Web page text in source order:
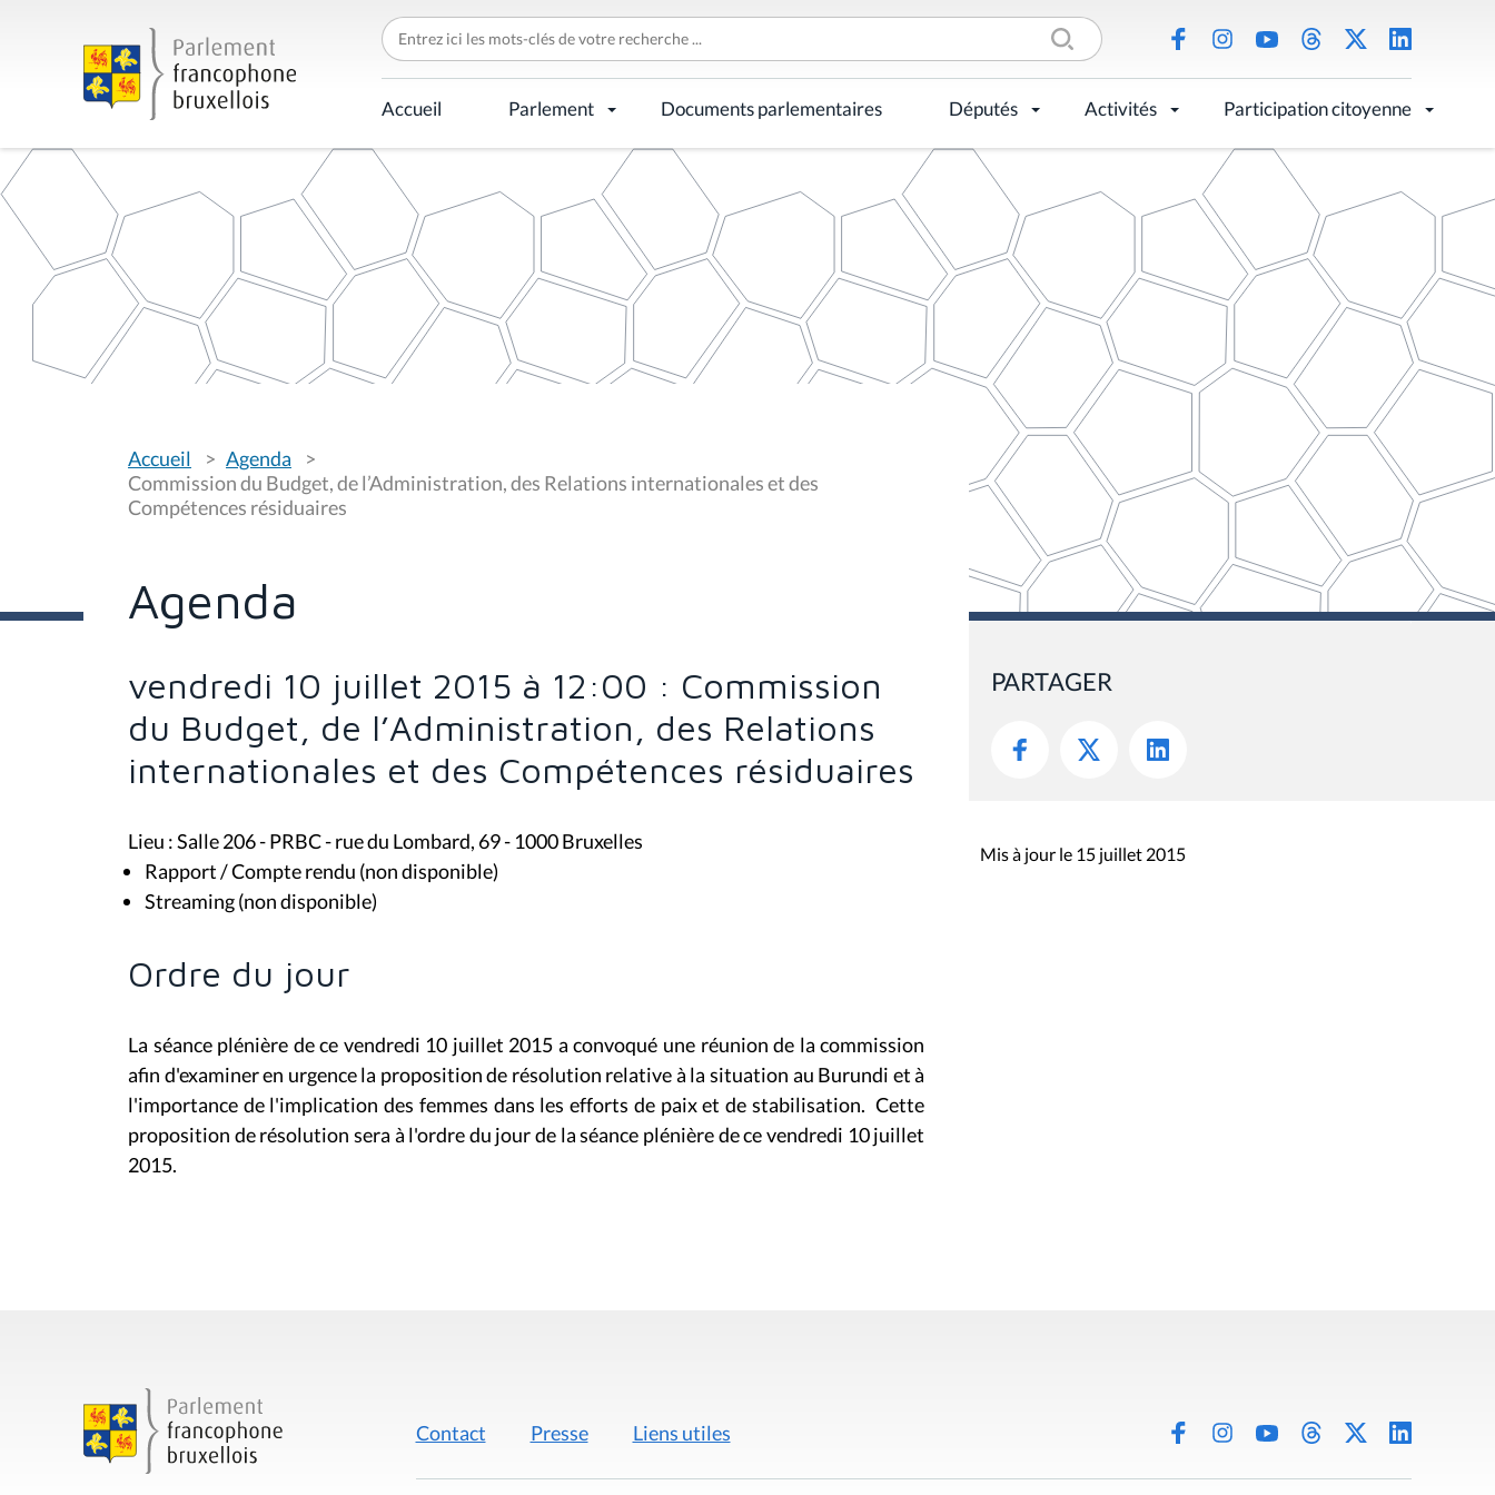
C
h
e
r
c
h
r
p
Accueil Parlement Documents parlementaires Députés Activités Participation citoyenne
o
u
s
ê
c
i
Accueil
Agenda
Commission du Budget, de l’Administration, des Relations internationales et des
Compétences résiduaires
Agenda
vendredi 10 juillet 2015 à 12:00 : Commission
du Budget, de l’Administration, des Relations
internationales et des Compétences résiduaires
Lieu : Salle 206 - PRBC - rue du Lombard, 69 - 1000 Bruxelles
Rapport / Compte rendu (non disponible)
Streaming (non disponible)
Ordre du jour
La séance plénière de ce vendredi 10 juillet 2015 a convoqué une réunion de la commission
afin d'examiner en urgence la proposition de résolution relative à la situation au Burundi et à
l'importance de l'implication des femmes dans les efforts de paix et de stabilisation. Cette
proposition de résolution sera à l'ordre du jour de la séance plénière de ce vendredi 10 juillet
2015.
PARTAGER
Mis à jour le 15 juillet 2015
Contact Presse Liens utiles